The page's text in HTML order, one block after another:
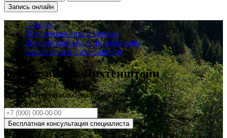
Запись онлайн
Главная
Шенгенская виза в Москве
Шенгенская виза в Лихтенштейн
Бизнес виза в Лихтенштейн
Бизнес виза в Лихтенштейн
Делаем визу намаксимальныйсрок!
Бесплатная консультация специалиста
0.5%